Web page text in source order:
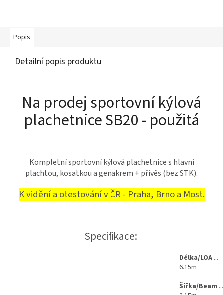
Popis
Detailní popis produktu
Na prodej sportovní kýlová
plachetnice SB20 - použitá
Kompletní sportovní kýlová plachetnice s hlavní
plachtou, kosatkou a genakrem + přívěs (bez STK).
K vidění a otestování v ČR - Praha, Brno a Most.
Specifikace:
Délka/LOA ...
6.15m
Šířka/Beam ...